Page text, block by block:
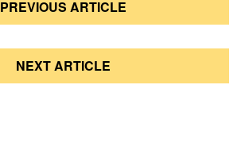
PREVIOUS ARTICLE
NEXT ARTICLE